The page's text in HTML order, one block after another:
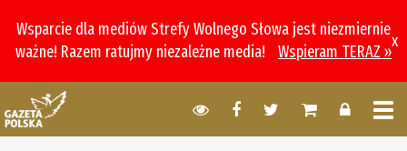
Wsparcie dla mediów Strefy Wolnego Słowa jest niezmiernie
ważne! Razem ratujmy niezależne media!
Wspieram TERAZ »
x